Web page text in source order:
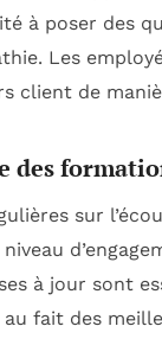
à poser des
Les
client de
des
sur
à jour sont
fait des